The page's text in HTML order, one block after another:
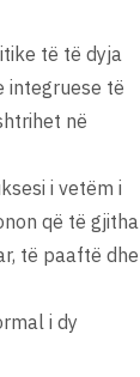
të të dyja
integruese të
në
i vetëm i
që të gjitha
të paaftë dhe
i dy